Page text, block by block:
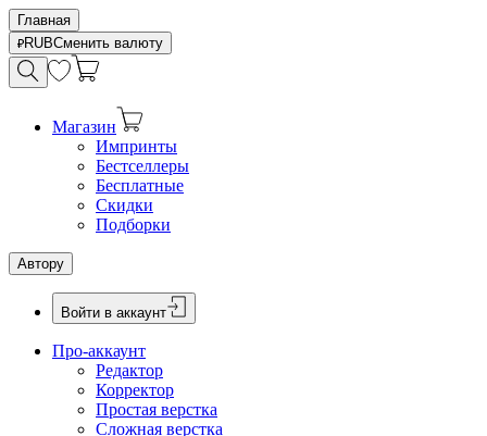
Главная
RUBСменить валюту
Магазин
Импринты
Бестселлеры
Бесплатные
Скидки
Подборки
Автору
Войти в аккаунт
Про-аккаунт
Редактор
Корректор
Простая верстка
Сложная верстка